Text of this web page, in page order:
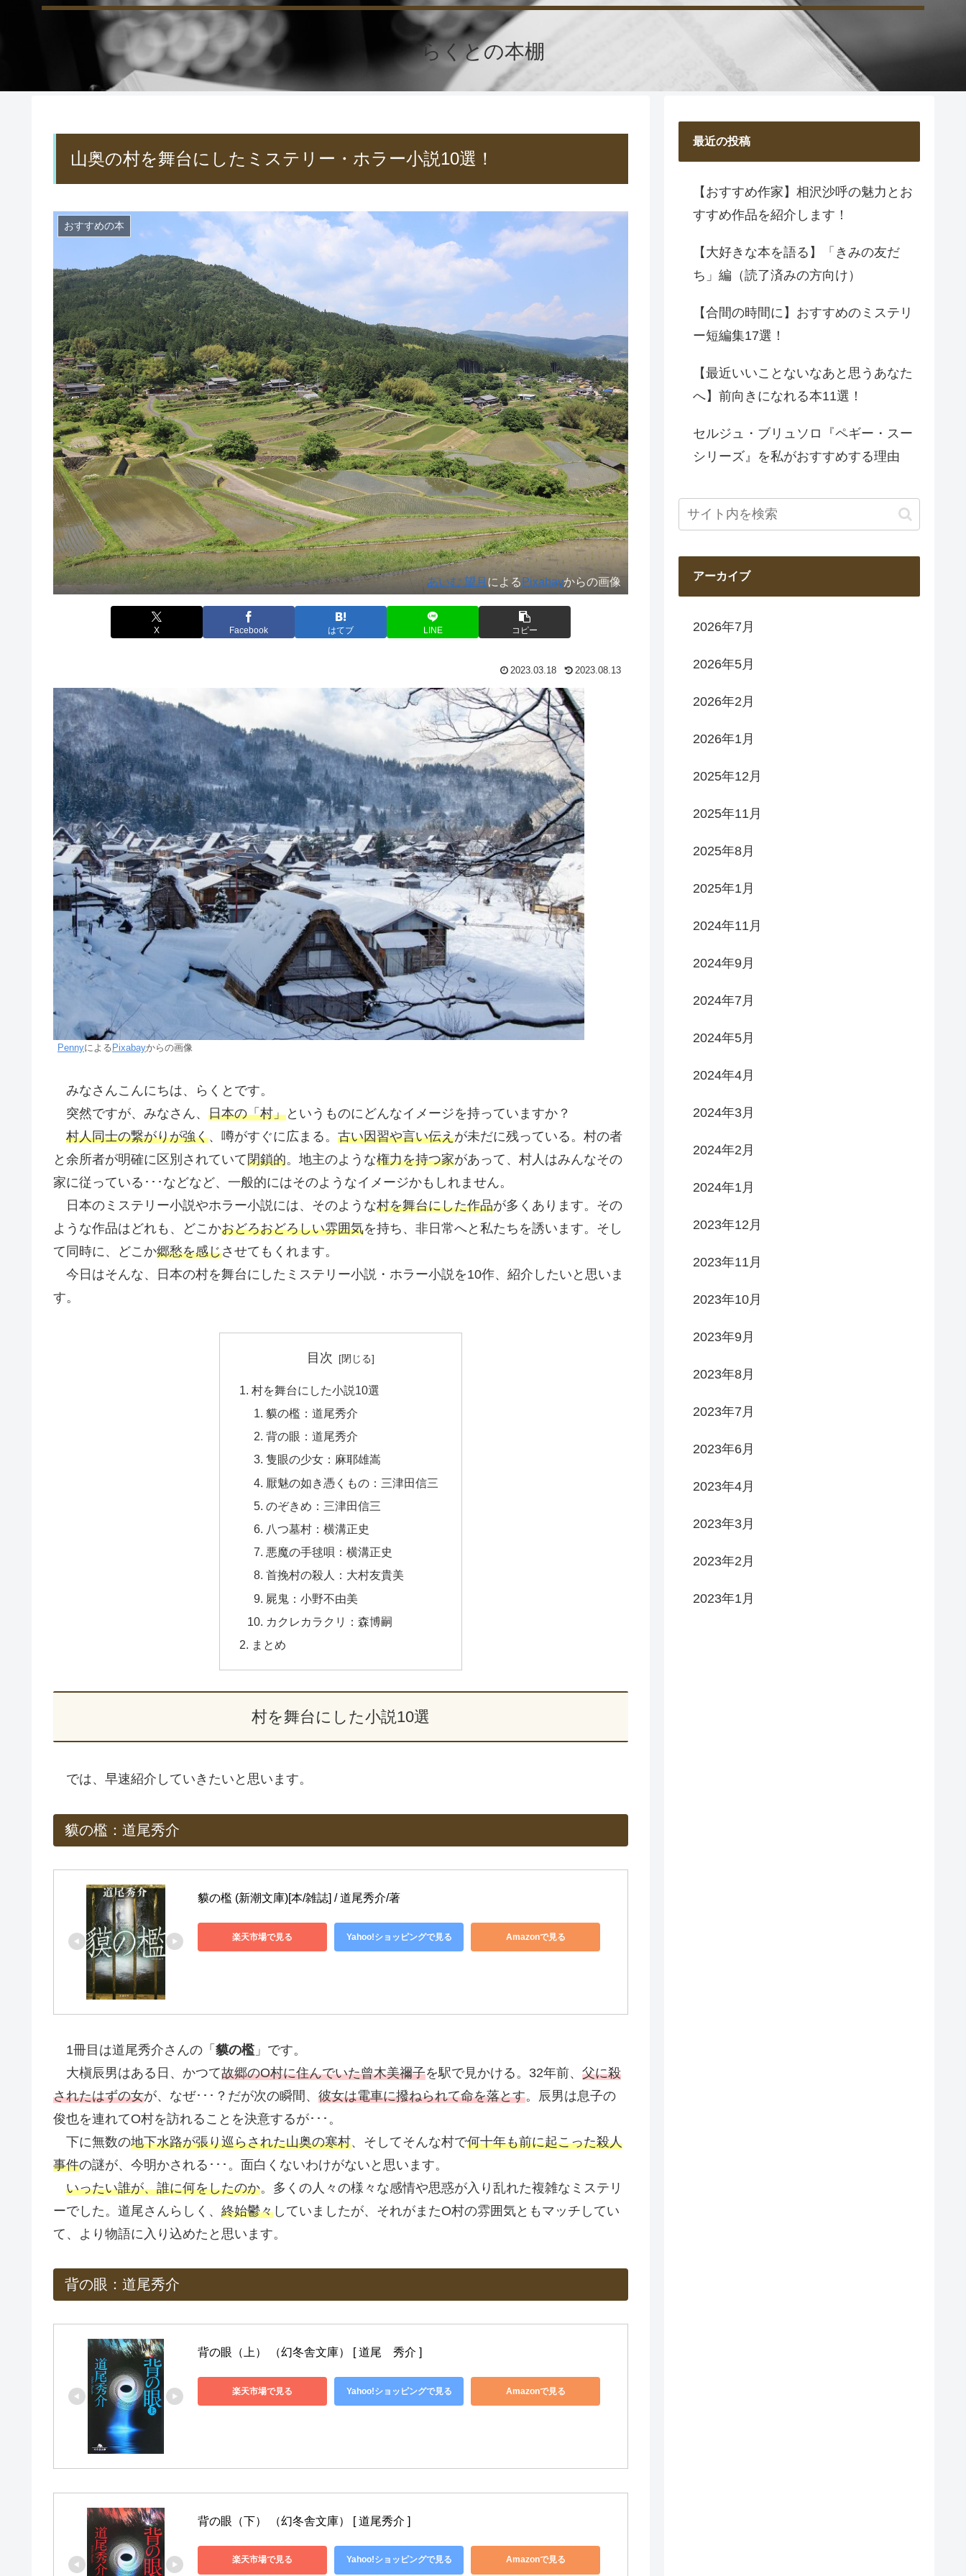
らくとの本棚
山奥の村を舞台にしたミステリー・ホラー小説10選！
おすすめの本
あいむ 望月 によるPixabayからの画像
X Facebook はてブ LINE コピー
2023.03.18 2023.08.13
Pennyによる Pixabayからの画像
みなさんこんにちは、らくとです。
突然ですが、みなさん、 日本の「村」というものにどんなイメージを持っていますか？
村人同士の繋がりが強く、噂がすぐに広まる。 古い因習や言い伝えが未だに残っている。村の者
と余所者が明確に区別されていて閉鎖的。地主のような権力を持つ家があって、村人はみんなその
家に従っている･･･などなど、一般的にはそのようなイメージかもしれません。
日本のミステリー小説やホラー小説には、そのような村を舞台にした作品が多くあります。その
ような作品はどれも、どこかおどろおどろしい雰囲気を持ち、非日常へと私たちを誘います。そし
て同時に、どこか郷愁を感じさせてもくれます。
今日はそんな、日本の村を舞台にしたミステリー小説・ホラー小説を10作、紹介したいと思いま
す。
目次
村を舞台にした小説10選
貘の檻：道尾秀介
背の眼：道尾秀介
隻眼の少女：麻耶雄嵩
厭魅の如き憑くもの：三津田信三
のぞきめ：三津田信三
八つ墓村：横溝正史
悪魔の手毬唄：横溝正史
首挽村の殺人：大村友貴美
屍鬼：小野不由美
カクレカラクリ：森博嗣
まとめ
村を舞台にした小説10選
では、早速紹介していきたいと思います。
貘の檻：道尾秀介
貘の檻 (新潮文庫)[本/雑誌] / 道尾秀介/著
楽天市場で見る Yahoo!ショッピングで見る Amazonで見る
1冊目は道尾秀介さんの「 貘の檻 」です。
大槇辰男はある日、かつて故郷のO村に住んでいた曾木美禰子を駅で見かける。32年前、 父に殺
されたはずの女が、なぜ･･･？だが次の瞬間、 彼女は電車に撥ねられて命を落とす。辰男は息子の
俊也を連れてO村を訪れることを決意するが･･･。
下に無数の地下水路が張り巡らされた山奥の寒村、そしてそんな村で何十年も前に起こった殺人
事件の謎が、今明かされる･･･。面白くないわけがないと思います。
いったい誰が、誰に何をしたのか。多くの人々の様々な感情や思惑が入り乱れた複雑なミステリ
ーでした。道尾さんらしく、 終始鬱々 していましたが、それがまたO村の雰囲気ともマッチしてい
て、より物語に入り込めたと思います。
背の眼：道尾秀介
背の眼（上） （幻冬舎文庫） [ 道尾　秀介 ]
楽天市場で見る Yahoo!ショッピングで見る Amazonで見る
背の眼（下） （幻冬舎文庫） [ 道尾秀介 ]
楽天市場で見る Yahoo!ショッピングで見る Amazonで見る
最近の投稿
【おすすめ作家】相沢沙呼の魅力とお
すすめ作品を紹介します！
【大好きな本を語る】「きみの友だ
ち」編（読了済みの方向け）
【合間の時間に】おすすめのミステリ
ー短編集17選！
【最近いいことないなあと思うあなた
へ】前向きになれる本11選！
セルジュ・ブリュソロ『ペギー・スー
シリーズ』を私がおすすめする理由
アーカイブ
2026年7月
2026年5月
2026年2月
2026年1月
2025年12月
2025年11月
2025年8月
2025年1月
2024年11月
2024年9月
2024年7月
2024年5月
2024年4月
2024年3月
2024年2月
2024年1月
2023年12月
2023年11月
2023年10月
2023年9月
2023年8月
2023年7月
2023年6月
2023年4月
2023年3月
2023年2月
2023年1月